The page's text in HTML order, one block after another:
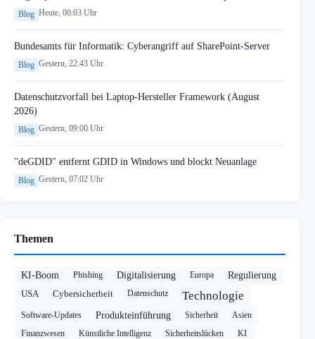
Blog Heute, 00:03 Uhr
Bundesamts für Informatik: Cyberangriff auf SharePoint-Server
Blog Gestern, 22:43 Uhr
Datenschutzvorfall bei Laptop-Hersteller Framework (August
2026)
Blog Gestern, 09:00 Uhr
"deGDID" entfernt GDID in Windows und blockt Neuanlage
Blog Gestern, 07:02 Uhr
Themen
KI-Boom Phishing Digitalisierung Europa
Regulierung
USA
Cybersicherheit Datenschutz Technologie
Software-Updates Produkteinführung Sicherheit
Asien
Finanzwesen
Künstliche Intelligenz Sicherheitslücken
KI